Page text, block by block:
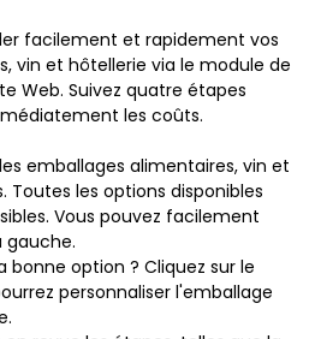
facilement et rapidement vos
vin et hôtellerie via le module de
Web. Suivez quatre étapes
les coûts.
emballages alimentaires, vin et
Toutes les options disponibles
Vous pouvez facilement
gauche.
bonne option ? Cliquez sur le
personnaliser l'emballage